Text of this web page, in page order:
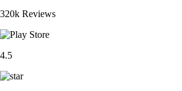
320k Reviews
4.5